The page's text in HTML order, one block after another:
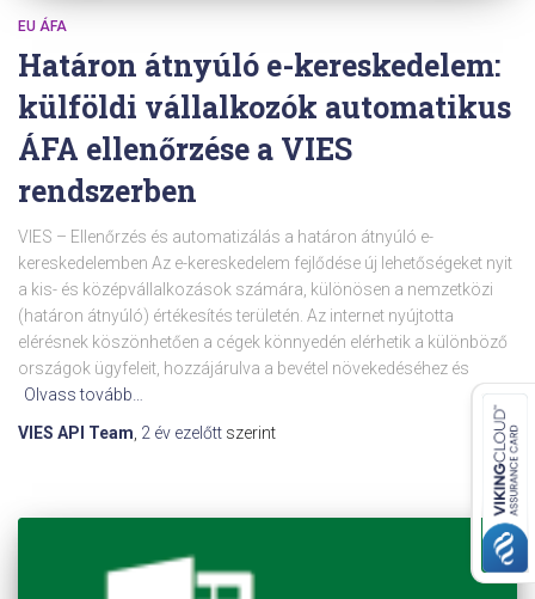
EU ÁFA
Határon átnyúló e-kereskedelem:
külföldi vállalkozók automatikus
ÁFA ellenőrzése a VIES
rendszerben
VIES – Ellenőrzés és automatizálás a határon átnyúló e-
kereskedelemben Az e-kereskedelem fejlődése új lehetőségeket nyit
a kis- és középvállalkozások számára, különösen a nemzetközi
(határon átnyúló) értékesítés területén. Az internet nyújtotta
elérésnek köszönhetően a cégek könnyedén elérhetik a különböző
országok ügyfeleit, hozzájárulva a bevétel növekedéséhez és
Olvass tovább…
VIES API Team 2 év ezelőtt szerint